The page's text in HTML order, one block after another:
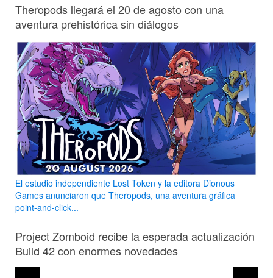
Theropods llegará el 20 de agosto con una
aventura prehistórica sin diálogos
El estudio independiente Lost Token y la editora Dionous
Games anunciaron que Theropods, una aventura gráfica
point-and-click...
Project Zomboid recibe la esperada actualización
Build 42 con enormes novedades